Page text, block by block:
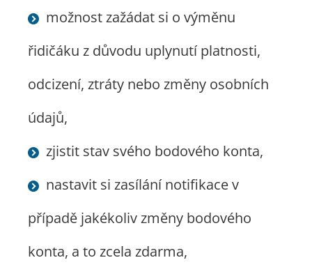
možnost zažádat si o výměnu
řidičáku z důvodu uplynutí platnosti,
odcizení, ztráty nebo změny osobních
údajů,
zjistit stav svého bodového konta,
nastavit si zasílání notifikace v
případě jakékoliv změny bodového
konta, a to zcela zdarma,